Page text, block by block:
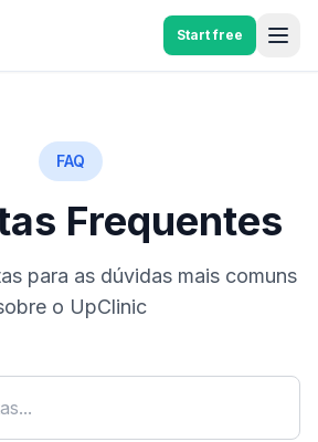
Start free
FAQ
Frequentes
para as dúvidas mais comuns
o UpClinic